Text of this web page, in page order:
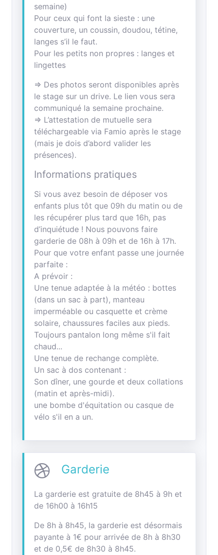
semaine)
Pour ceux qui font la sieste : une
couverture, un coussin, doudou, tétine,
langes s’il le faut.
Pour les petits non propres : langes et
lingettes
=> Des photos seront disponibles après
le stage sur un drive. Le lien vous sera
communiqué la semaine prochaine.
=> L’attestation de mutuelle sera
téléchargeable via Famio après le stage
(mais je dois d’abord valider les
présences).
Informations pratiques
Si vous avez besoin de déposer vos
enfants plus tôt que 09h du matin ou de
les récupérer plus tard que 16h, pas
d’inquiétude ! Nous pouvons faire
garderie de 08h à 09h et de 16h à 17h.
Pour que votre enfant passe une journée
parfaite :
A prévoir :
Une tenue adaptée à la météo : bottes
(dans un sac à part), manteau
imperméable ou casquette et crème
solaire, chaussures faciles aux pieds.
Toujours pantalon long même s'il fait
chaud...
Une tenue de rechange complète.
Un sac à dos contenant :
Son dîner, une gourde et deux collations
(matin et après-midi).
une bombe d'équitation ou casque de
vélo s'il en a un.
Garderie
La garderie est gratuite de 8h45 à 9h et
de 16h00 à 16h15
De 8h à 8h45, la garderie est désormais
payante à 1€ pour arrivée de 8h à 8h30
et de 0,5€ de 8h30 à 8h45.